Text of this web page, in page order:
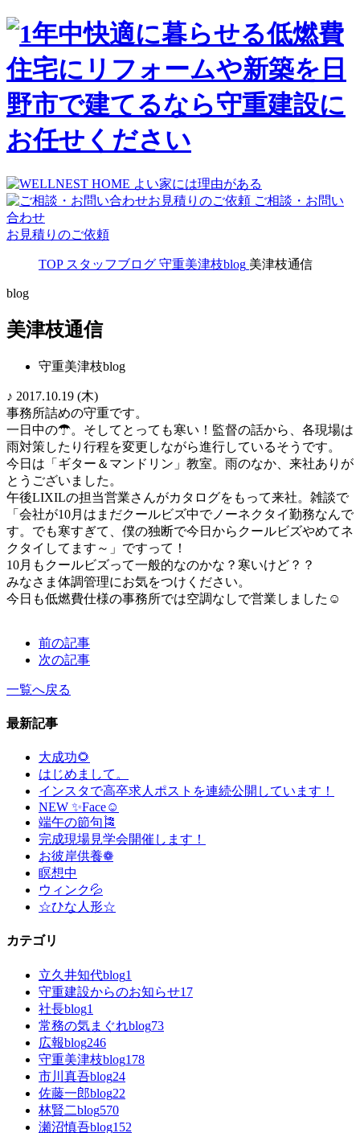
ご相談・お問い
合わせ
お見積りのご依頼
TOP スタッフブログ 守重美津枝blog 美津枝通信
blog
美津枝通信
守重美津枝blog
♪ 2017.10.19 (木)
事務所詰めの守重です。
一日中の☂。そしてとっても寒い！監督の話から、各現場は
雨対策したり行程を変更しながら進行しているそうです。
今日は「ギター＆マンドリン」教室。雨のなか、来社ありが
とうございました。
午後LIXILの担当営業さんがカタログをもって来社。雑談で
「会社が10月はまだクールビズ中でノーネクタイ勤務なんで
す。でも寒すぎて、僕の独断で今日からクールビズやめてネ
クタイしてます～」ですって！
10月もクールビズって一般的なのかな？寒いけど？？
みなさま体調管理にお気をつけください。
今日も低燃費仕様の事務所では空調なしで営業しました☺
前の記事
次の記事
一覧へ戻る
最新記事
大成功🌻
はじめまして。
インスタで高卒求人ポストを連続公開しています！
NEW ✨Face☺
端午の節句🎏
完成現場見学会開催します！
お彼岸供養❁
瞑想中
ウィンク💦
☆ひな人形☆
カテゴリ
立久井知代blog1
守重建設からのお知らせ17
社長blog1
常務の気まぐれblog73
広報blog246
守重美津枝blog178
市川真吾blog24
佐藤一郎blog22
林賢二blog570
瀬沼慎吾blog152